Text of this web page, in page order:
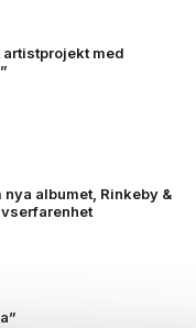
med
nya albumet, Rinkeby &